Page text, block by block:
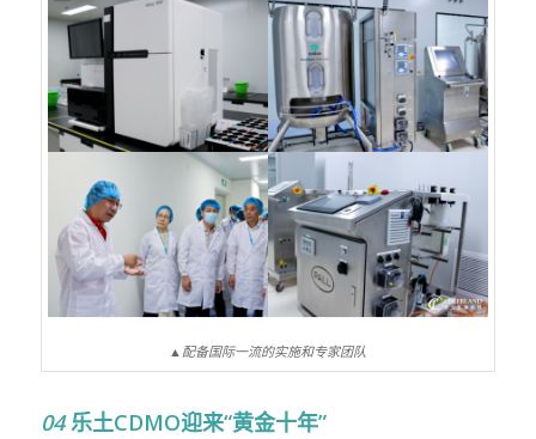
▲配备国际一流的实施和专家团队
04乐土CDMO迎来“黄金十年”